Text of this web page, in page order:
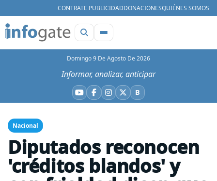
CONTRATE PUBLICIDADDONACIONESQUIÉNES SOMOS
Domingo 9 De Agosto De 2026
Informar, analizar, anticipar
YouTube
Facebook
Instagram
X BBluesky
Nacional
Diputados reconocen
'créditos blandos' y